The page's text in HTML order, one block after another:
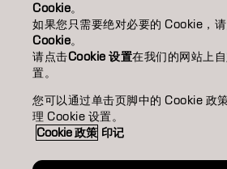
版权声明隐私政策Cookie 政策使用条款
可持续发展承诺
CN | Chinese (Traditional)
Cookie。
如果您只需要绝对必要的 Cookie，
Cookie。
请点击Cookie 设置在我们的网站上
置。
您可以通过单击页脚中的 Cookie 政
理 Cookie 设置。
Cookie 政策 印记